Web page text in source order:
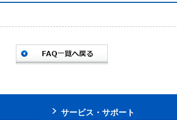
サービス・サポート